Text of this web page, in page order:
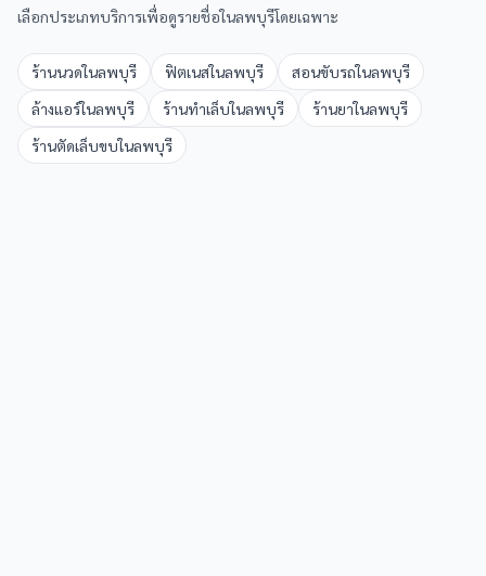
เลือกประเภทบริการเพื่อดูรายชื่อในลพบุรีโดยเฉพาะ
ร้านนวดในลพบุรี ฟิตเนสในลพบุรี สอนขับรถในลพบุรี
ล้างแอร์ในลพบุรี ร้านทำเล็บในลพบุรี ร้านยาในลพบุรี
ร้านตัดเล็บขบในลพบุรี